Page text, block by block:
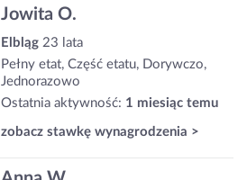
Jowita O.
Elbląg 23 lata
Pełny etat, Część etatu, Dorywczo,
Jednorazowo
Ostatnia aktywność: 1 miesiąc temu
zobacz stawkę wynagrodzenia >